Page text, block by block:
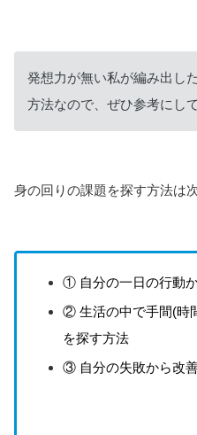
発想力が無い私が編み出し
方法なので、ぜひ参考にし
身の回りの課題を探す方法は
① 自分の一日の行動
② 生活の中で手間(時
を探す方法
③ 自分の失敗から改